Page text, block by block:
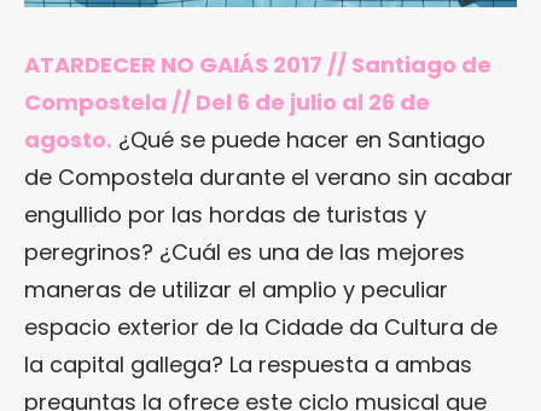
ATARDECER NO GAIÁS 2017 // Santiago de
Compostela // Del 6 de julio al 26 de
agosto. ¿Qué se puede hacer en Santiago
de Compostela durante el verano sin acabar
engullido por las hordas de turistas y
peregrinos? ¿Cuál es una de las mejores
maneras de utilizar el amplio y peculiar
espacio exterior de la Cidade da Cultura de
la capital gallega? La respuesta a ambas
preguntas la ofrece este ciclo musical que